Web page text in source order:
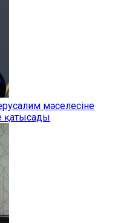
мәселесіне
қатысады